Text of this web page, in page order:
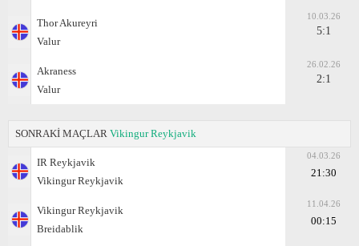
Thor Akureyri
Valur
10.03.26
5:1
Akraness
Valur
26.02.26
2:1
SONRAKİ MAÇLAR Vikingur Reykjavik
IR Reykjavik
Vikingur Reykjavik
04.03.26
21:30
Vikingur Reykjavik
Breidablik
11.04.26
00:15